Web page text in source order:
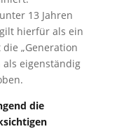
13 Jahren
hierfür als ein
„Generation
als eigenständig
die